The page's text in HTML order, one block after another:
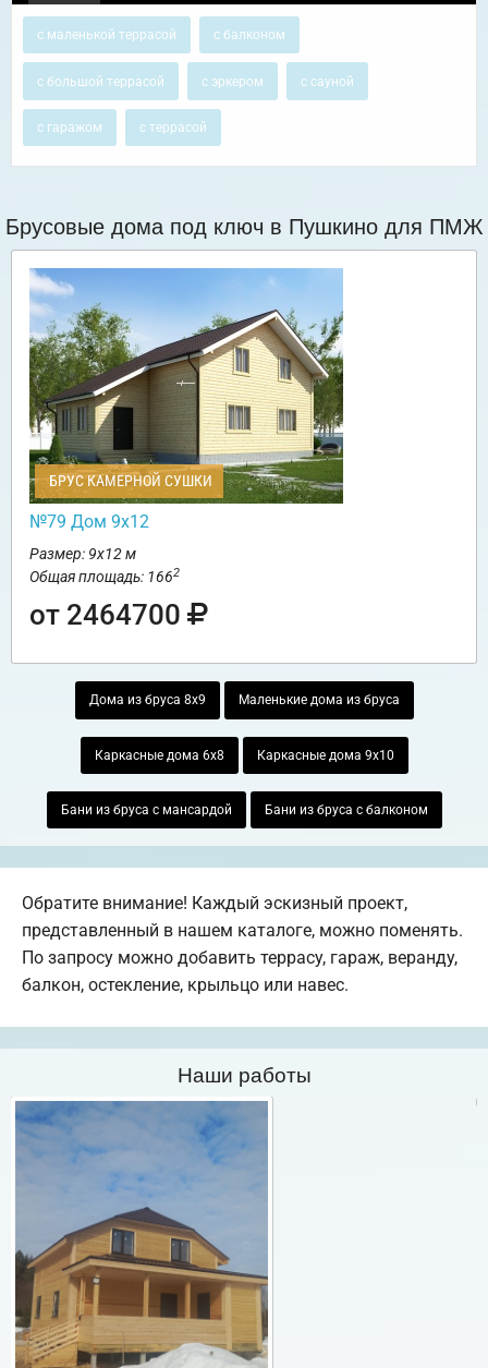
с маленькой террасой с балконом
с большой террасой с эркером с сауной
с гаражом с террасой
Брусовые дома под ключ в Пушкино для ПМЖ
БРУС КАМЕРНОЙ СУШКИ
№79 Дом 9х12
Размер: 9х12 м
Общая площадь: 1662
от 2464700
Дома из бруса 8х9 Маленькие дома из бруса
Каркасные дома 6х8 Каркасные дома 9х10
Бани из бруса с мансардой Бани из бруса с балконом
Обратите внимание! Каждый эскизный проект,
представленный в нашем каталоге, можно поменять.
По запросу можно добавить террасу, гараж, веранду,
балкон, остекление, крыльцо или навес.
Наши работы